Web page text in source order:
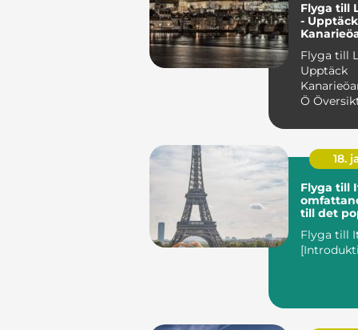
Flyga till
- Upptäck
Flyga till
Upptäck
Ö Översikt över flyga
18.
Flyga till
till det
Flyga till